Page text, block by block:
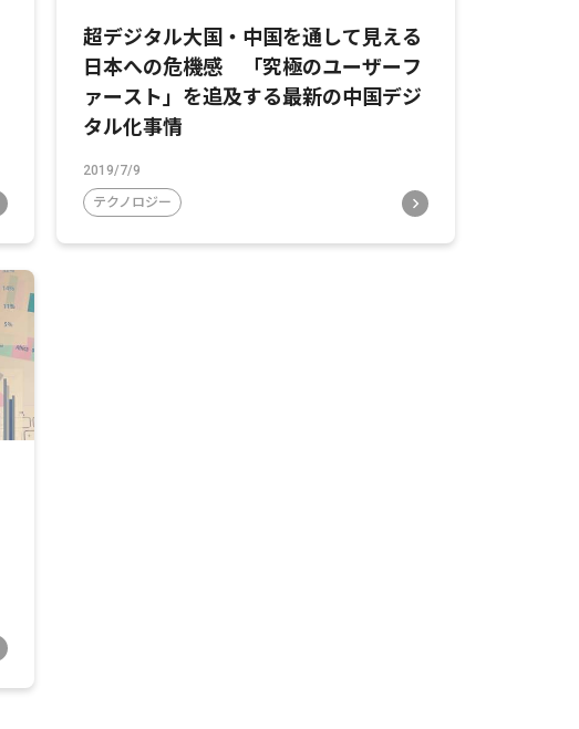
超デジタル大国・中国を通して見える
日本への危機感 「究極のユーザーフ
ァースト」を追及する最新の中国デジ
タル化事情
2019/7/9
テクノロジー